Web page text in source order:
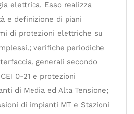
elettrica. Esso realizza
e definizione di piani
di protezioni elettriche su
verifiche periodiche
generali secondo
0-21 e protezioni
di Media ed Alta Tensione;
di impianti MT e Stazioni